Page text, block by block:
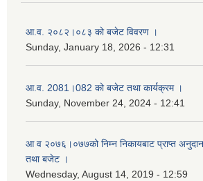
आ.व. २०८२।०८३ को बजेट विवरण ।
Sunday, January 18, 2026 - 12:31
आ.व. 2081।082 को बजेट तथा कार्यक्रम ।
Sunday, November 24, 2024 - 12:41
आ‌ व २०७६।०७७को निम्न निकायबाट प्राप्त अनुदान
तथा बजेट ।
Wednesday, August 14, 2019 - 12:59